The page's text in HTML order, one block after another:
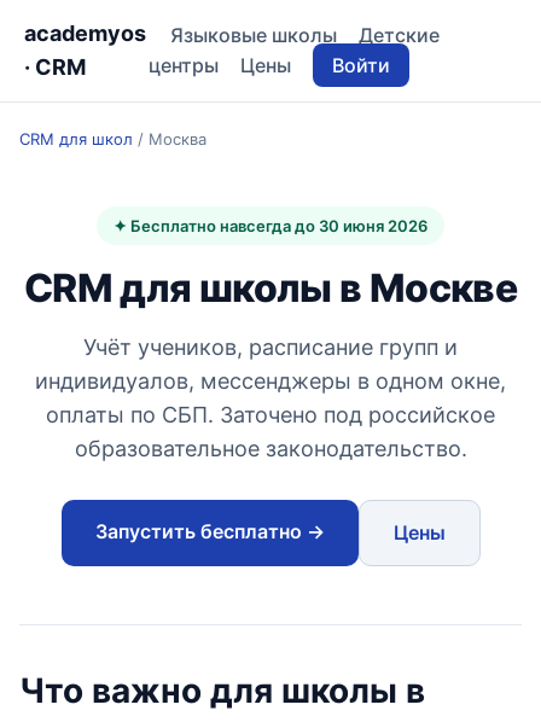
academyos
· CRM
Языковые школы
Детские
центры
Цены Войти
CRM для школ / Москва
✦ Бесплатно навсегда до 30 июня 2026
CRM для школы в Москве
Учёт учеников, расписание групп и
индивидуалов, мессенджеры в одном окне,
оплаты по СБП. Заточено под российское
образовательное законодательство.
Запустить бесплатно → Цены
Что важно для школы в